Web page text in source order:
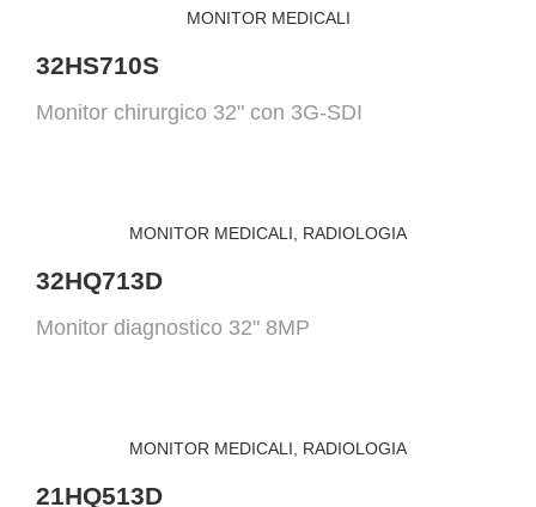
MONITOR MEDICALI
32HS710S
Monitor chirurgico 32" con 3G-SDI
MONITOR MEDICALI RADIOLOGIA
32HQ713D
Monitor diagnostico 32" 8MP
MONITOR MEDICALI RADIOLOGIA
21HQ513D